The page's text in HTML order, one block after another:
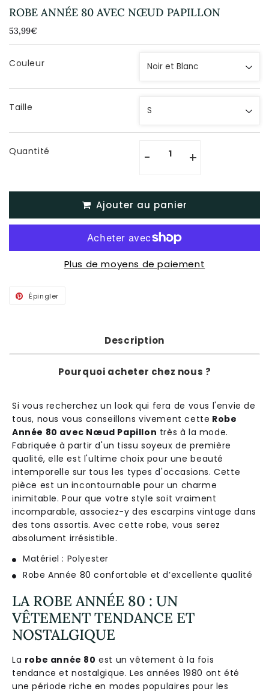
ROBE ANNÉE 80 AVEC NŒUD PAPILLON
53,99€
Unit
price
Couleur
Taille
Quantité - +
Ajouter au panier
Plus de moyens de paiement
Épingler
Description
Pourquoi acheter chez nous ?
Si vous recherchez un look qui fera de vous l'envie de
tous, nous vous conseillons vivement cette Robe
Année 80 avec Nœud Papillon très à la mode.
Fabriquée à partir d'un tissu soyeux de première
qualité, elle est l'ultime choix pour une beauté
intemporelle sur tous les types d'occasions. Cette
pièce est un incontournable pour un charme
inimitable. Pour que votre style soit vraiment
incomparable, associez-y des escarpins vintage dans
des tons assortis. Avec cette robe, vous serez
absolument irrésistible.
Matériel : Polyester
Robe Année 80 confortable et d’excellente qualité
LA ROBE ANNÉE 80 : UN
VÊTEMENT TENDANCE ET
NOSTALGIQUE
La robe année 80 est un vêtement à la fois
tendance et nostalgique. Les années 1980 ont été
une période riche en modes populaires pour les